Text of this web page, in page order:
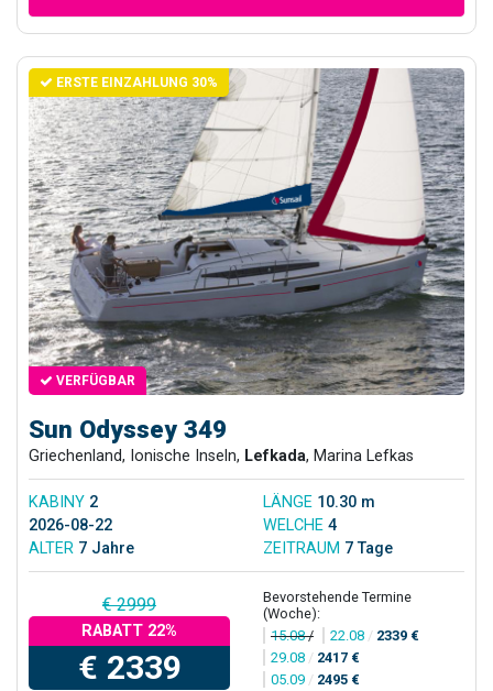
ERSTE EINZAHLUNG 30%
VERFÜGBAR
Sun Odyssey 349
Griechenland, Ionische Inseln, Lefkada, Marina Lefkas
KABINY 2 LÄNGE 10.30 m
2026-08-22
WELCHE 4
ALTER 7 Jahre ZEITRAUM 7 Tage
€ 2999
RABATT 22%
€ 2339
Bevorstehende Termine
(Woche):
15.08/ 22.08 / 2339 €
29.08 / 2417 €
05.09 / 2495 €